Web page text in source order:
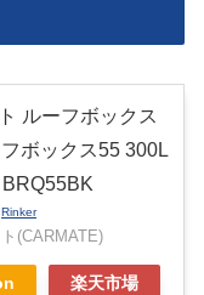
ルーフボックス
ボックス55 300L
Rinker
(CARMATE)
楽天市場